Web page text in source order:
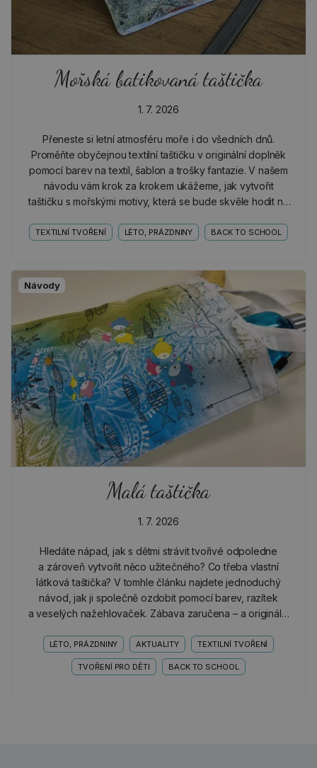
Mořská batikovaná taštička
1. 7. 2026
Přeneste si letní atmosféru moře i do všedních dnů.
Proměňte obyčejnou textilní taštičku v originální doplněk
pomocí barev na textil, šablon a trošky fantazie. V našem
návodu vám krok za krokem ukážeme, jak vytvořit
taštičku s mořskými motivy, která se bude skvěle hodit na
TEXTILNÍ TVOŘENÍ LÉTO, PRÁZDNINY BACK TO SCHOOL
Návody
Malá taštička
1. 7. 2026
Hledáte nápad, jak s dětmi strávit tvořivé odpoledne
a zároveň vytvořit něco užitečného? Co třeba vlastní
látková taštička? V tomhle článku najdete jednoduchý
návod, jak ji společně ozdobit pomocí barev, razítek
a veselých nažehlovaček. Zábava zaručena – a originální
LÉTO, PRÁZDNINY AKTUALITY TEXTILNÍ TVOŘENÍ
TVOŘENÍ PRO DĚTI BACK TO SCHOOL